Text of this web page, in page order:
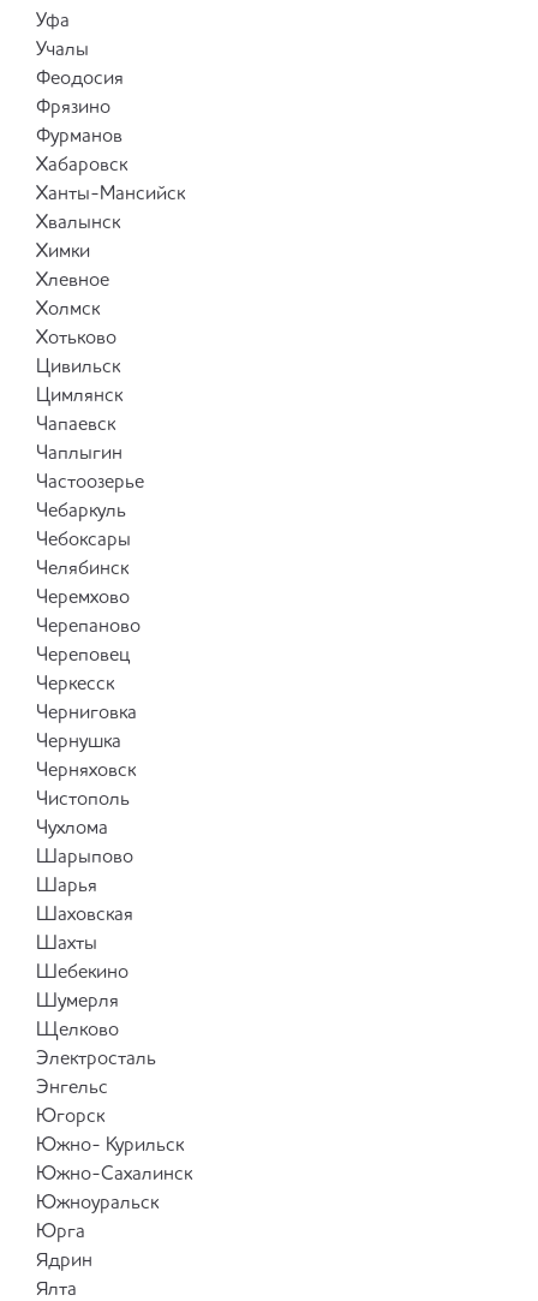
Уфа
Учалы
Феодосия
Фрязино
Фурманов
Хабаровск
Ханты-Мансийск
Хвалынск
Химки
Хлевное
Холмск
Хотьково
Цивильск
Цимлянск
Чапаевск
Чаплыгин
Частоозерье
Чебаркуль
Чебоксары
Челябинск
Черемхово
Черепаново
Череповец
Черкесск
Черниговка
Чернушка
Черняховск
Чистополь
Чухлома
Шарыпово
Шарья
Шаховская
Шахты
Шебекино
Шумерля
Щелково
Электросталь
Энгельс
Югорск
Южно- Курильск
Южно-Сахалинск
Южноуральск
Юрга
Ядрин
Ялта